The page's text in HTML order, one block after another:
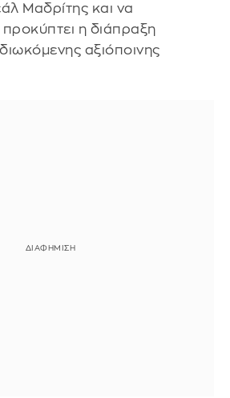
Μαδρίτης και να
η διάπραξη
αξιόποινης